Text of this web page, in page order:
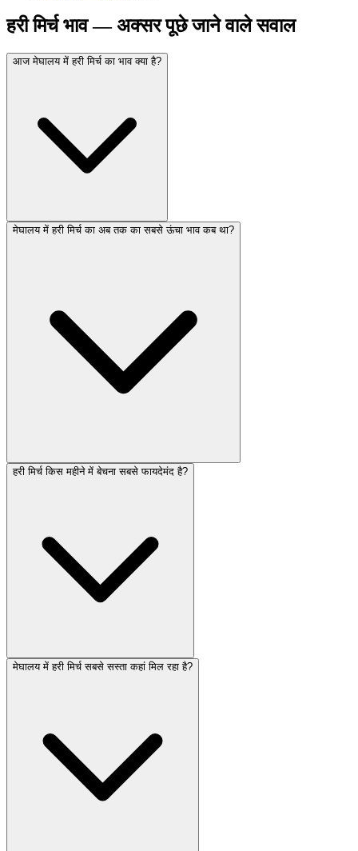
हरी मिर्च भाव — अक्सर पूछे जाने वाले सवाल
आज मेघालय में हरी मिर्च का भाव क्या है?
मेघालय में हरी मिर्च का अब तक का सबसे ऊंचा भाव कब था?
हरी मिर्च किस महीने में बेचना सबसे फायदेमंद है?
मेघालय में हरी मिर्च सबसे सस्ता कहां मिल रहा है?